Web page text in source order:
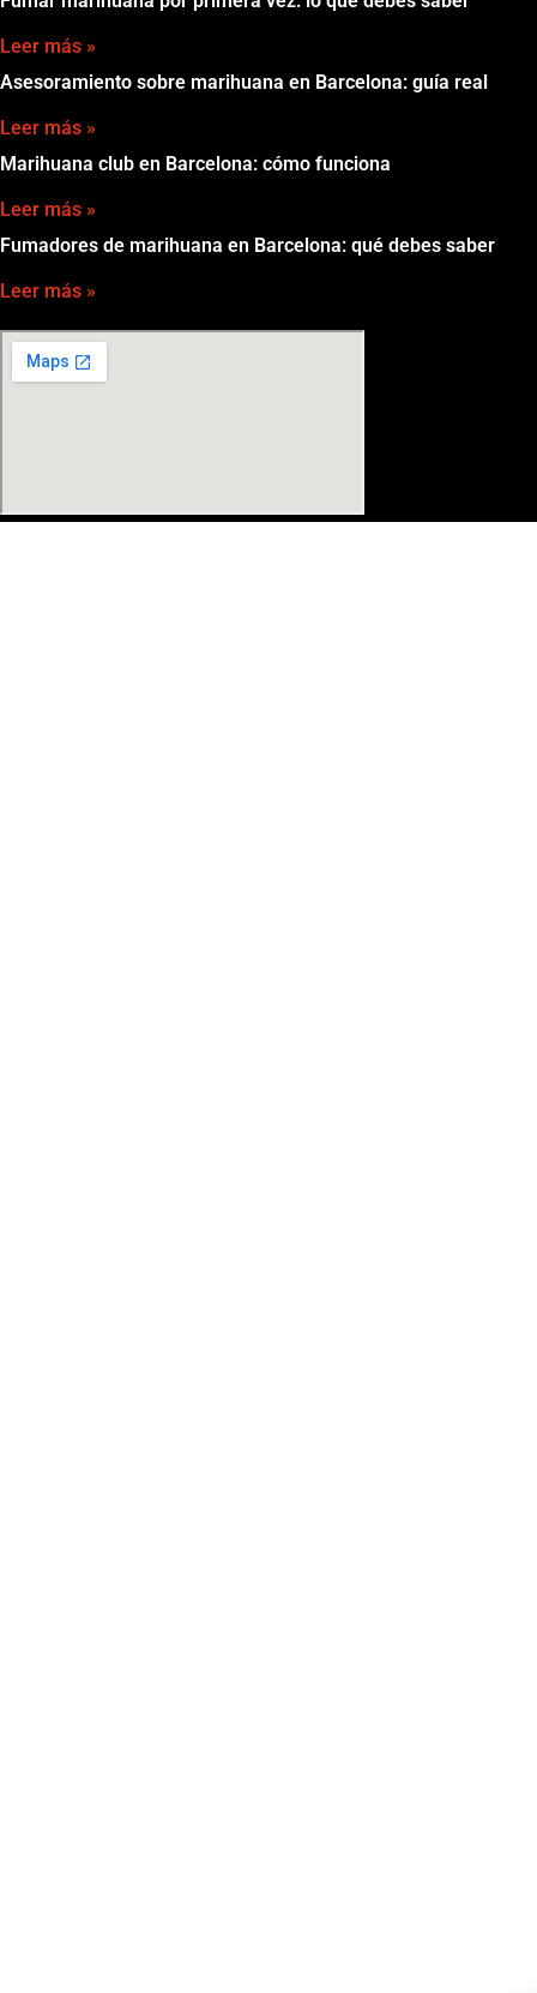
Leer más »
Asesoramiento sobre marihuana en Barcelona: guía real
Leer más »
Marihuana club en Barcelona: cómo funciona
Leer más »
Fumadores de marihuana en Barcelona: qué debes saber
Leer más »